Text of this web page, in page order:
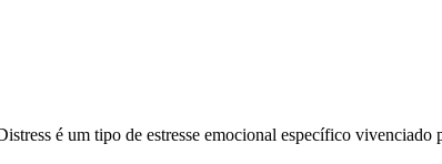
é um tipo de estresse emocional específico vivenciado